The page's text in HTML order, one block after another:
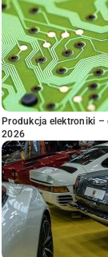
Produkcja elektroniki –
2026